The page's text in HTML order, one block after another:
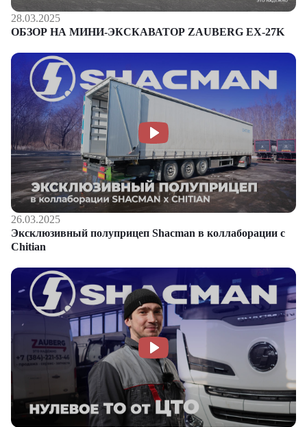
28.03.2025
ОБЗОР НА МИНИ-ЭКСКАВАТОР ZAUBERG EX-27K
26.03.2025
Эксклюзивный полуприцеп Shacman в коллаборации с
Chitian